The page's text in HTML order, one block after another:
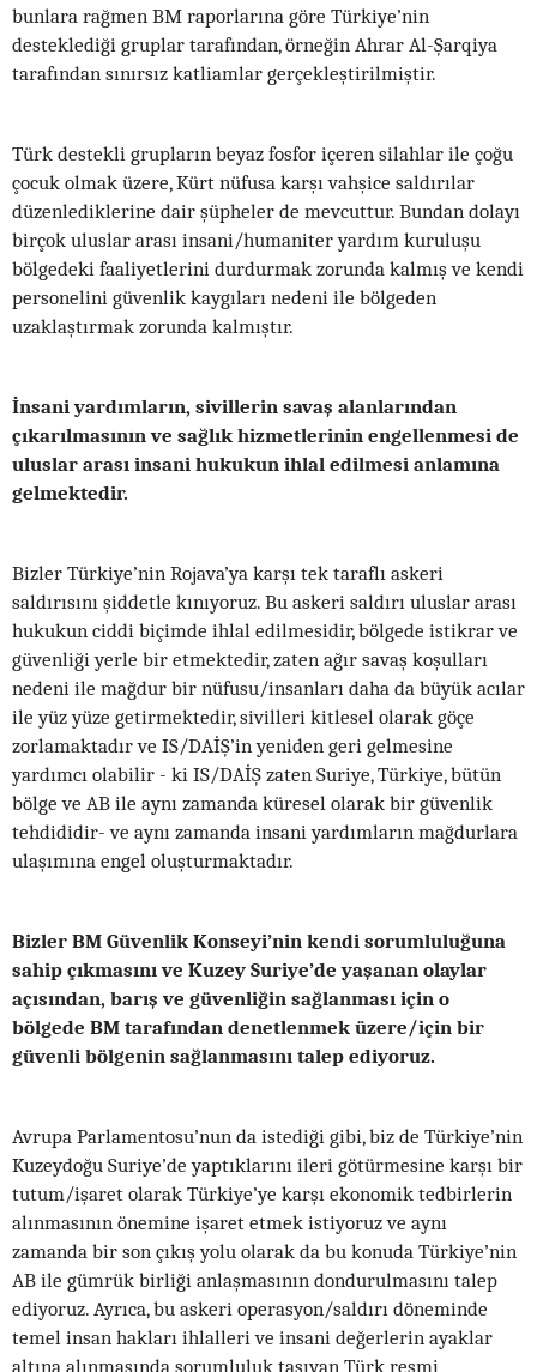
bunlara rağmen BM raporlarına göre Türkiye’nin
desteklediği gruplar tarafından, örneğin Ahrar Al-Şarqiya
tarafından sınırsız katliamlar gerçekleştirilmiştir.
Türk destekli grupların beyaz fosfor içeren silahlar ile çoğu
çocuk olmak üzere, Kürt nüfusa karşı vahşice saldırılar
düzenlediklerine dair şüpheler de mevcuttur. Bundan dolayı
birçok uluslar arası insani/humaniter yardım kuruluşu
bölgedeki faaliyetlerini durdurmak zorunda kalmış ve kendi
personelini güvenlik kaygıları nedeni ile bölgeden
uzaklaştırmak zorunda kalmıştır.
İnsani yardımların, sivillerin savaş alanlarından
çıkarılmasının ve sağlık hizmetlerinin engellenmesi de
uluslar arası insani hukukun ihlal edilmesi anlamına
gelmektedir.
Bizler Türkiye’nin Rojava’ya karşı tek taraflı askeri
saldırısını şiddetle kınıyoruz. Bu askeri saldırı uluslar arası
hukukun ciddi biçimde ihlal edilmesidir, bölgede istikrar ve
güvenliği yerle bir etmektedir, zaten ağır savaş koşulları
nedeni ile mağdur bir nüfusu/insanları daha da büyük acılar
ile yüz yüze getirmektedir, sivilleri kitlesel olarak göçe
zorlamaktadır ve IS/DAİŞ’in yeniden geri gelmesine
yardımcı olabilir - ki IS/DAİŞ zaten Suriye, Türkiye, bütün
bölge ve AB ile aynı zamanda küresel olarak bir güvenlik
tehdididir- ve aynı zamanda insani yardımların mağdurlara
ulaşımına engel oluşturmaktadır.
Bizler BM Güvenlik Konseyi’nin kendi sorumluluğuna
sahip çıkmasını ve Kuzey Suriye’de yaşanan olaylar
açısından, barış ve güvenliğin sağlanması için o
bölgede BM tarafından denetlenmek üzere/için bir
güvenli bölgenin sağlanmasını talep ediyoruz.
Avrupa Parlamentosu’nun da istediği gibi, biz de Türkiye’nin
Kuzeydoğu Suriye’de yaptıklarını ileri götürmesine karşı bir
tutum/işaret olarak Türkiye’ye karşı ekonomik tedbirlerin
alınmasının önemine işaret etmek istiyoruz ve aynı
zamanda bir son çıkış yolu olarak da bu konuda Türkiye’nin
AB ile gümrük birliği anlaşmasının dondurulmasını talep
ediyoruz. Ayrıca, bu askeri operasyon/saldırı döneminde
temel insan hakları ihlalleri ve insani değerlerin ayaklar
altına alınmasında sorumluluk taşıyan Türk resmi